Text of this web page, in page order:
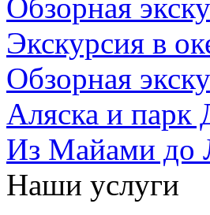
Обзорная
Экскурсия в
Обзорная
Аляска и парк
Из Майами до
Наши услуги